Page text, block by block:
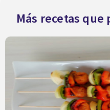
Más recetas